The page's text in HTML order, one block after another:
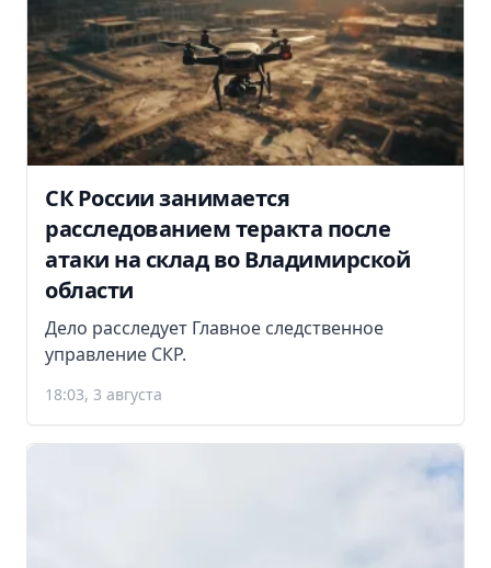
СК России занимается
расследованием теракта после
атаки на склад во Владимирской
области
Дело расследует Главное следственное
управление СКР.
18:03, 3 августа